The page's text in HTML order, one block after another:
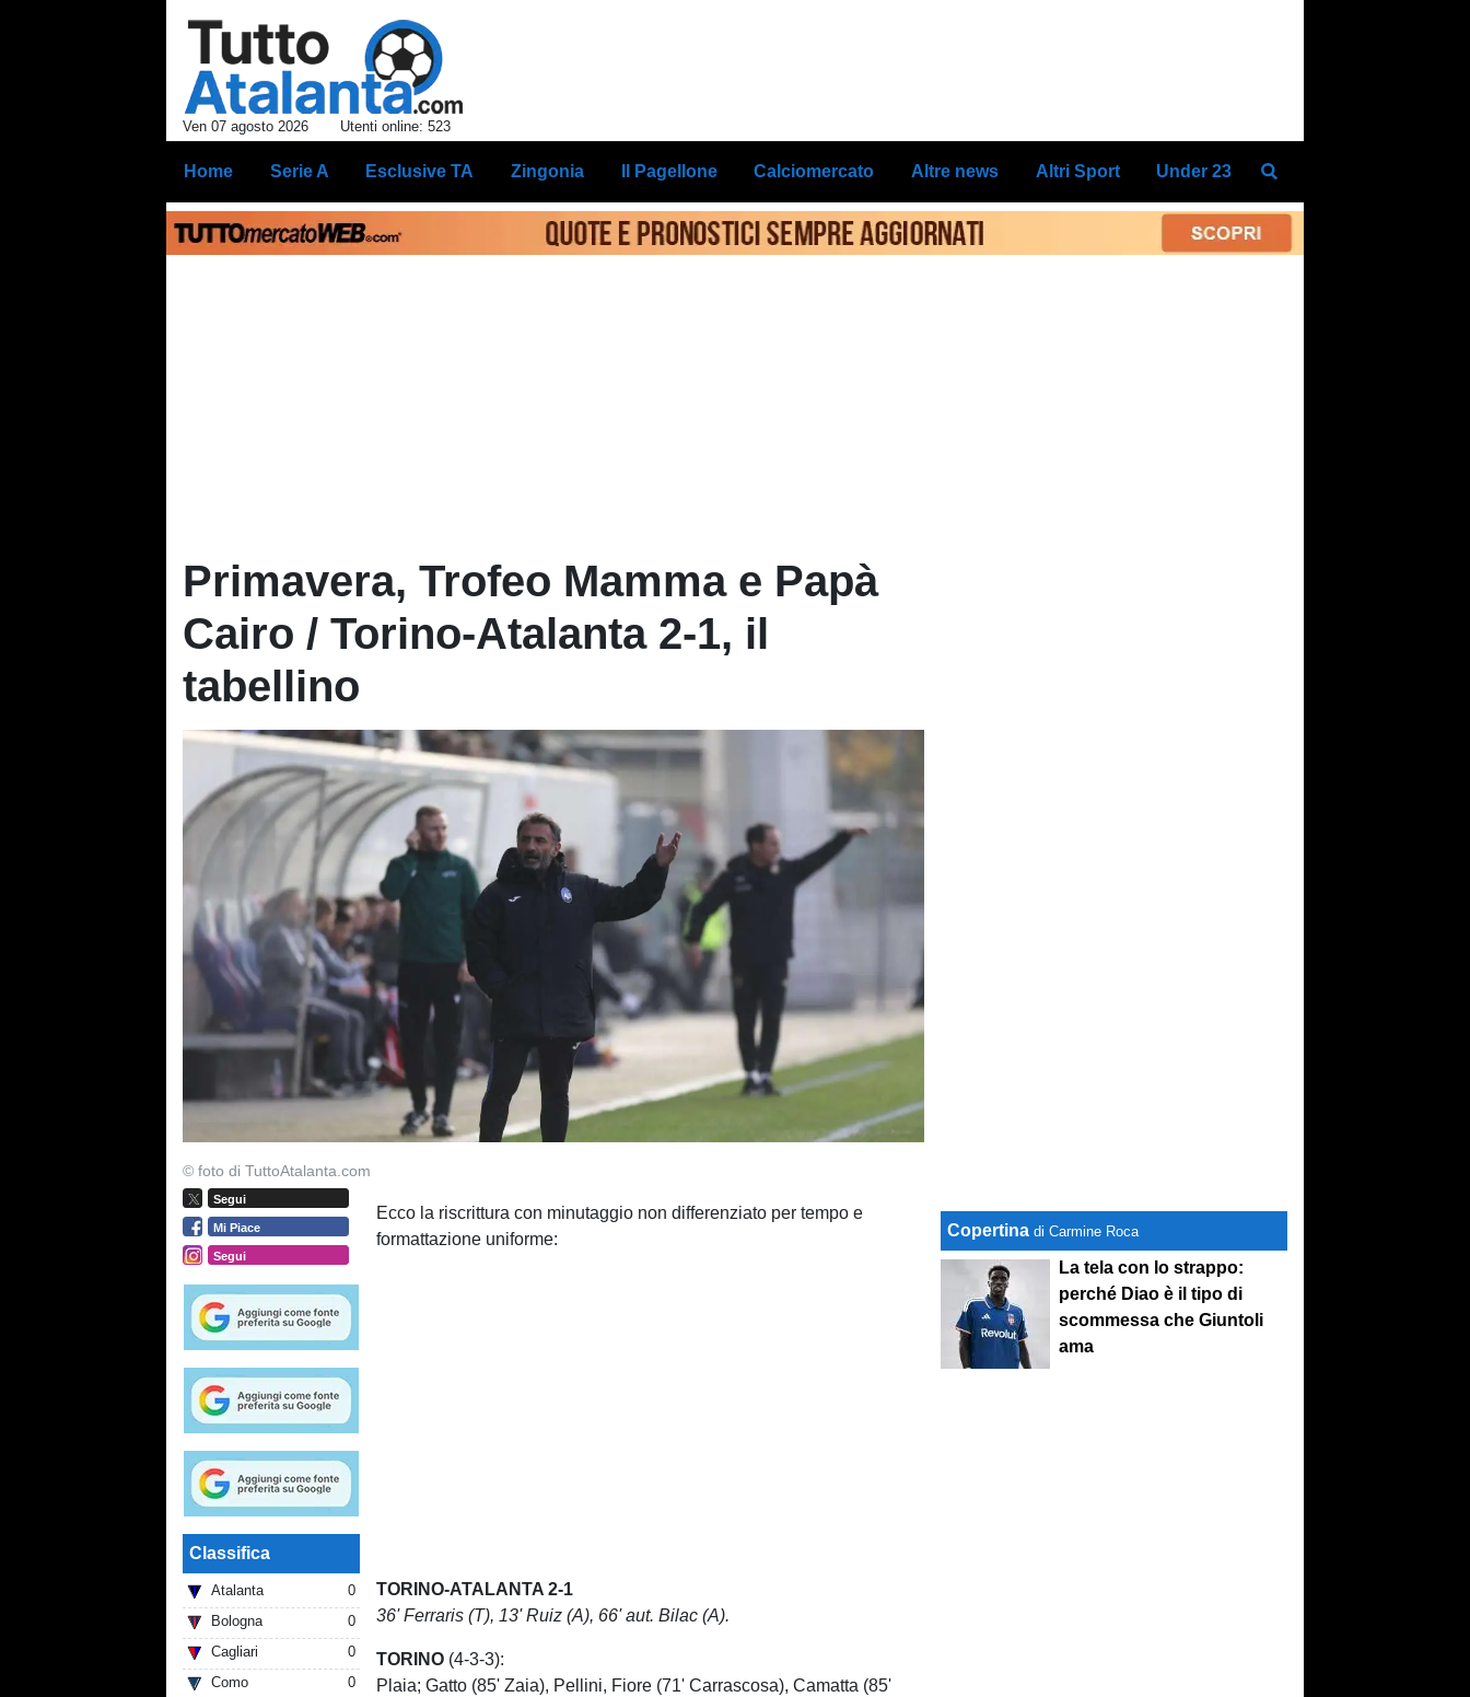
Ven 07 agosto 2026 Utenti online: 523
Home Serie A Esclusive TA Zingonia Il Pagellone Calciomercato Altre news Altri Sport Under 23
Primavera, Trofeo Mamma e Papà
Cairo / Torino-Atalanta 2-1, il
tabellino
© foto di TuttoAtalanta.com
Segui
Mi Piace
Segui
Classifica
Atalanta
0
Bologna
0
Cagliari
0
Como
0
Ecco la riscrittura con minutaggio non differenziato per tempo e
formattazione uniforme:
TORINO-ATALANTA 2-1
36' Ferraris (T), 13' Ruiz (A), 66' aut. Bilac (A).
TORINO (4-3-3):
Plaia; Gatto (85' Zaia), Pellini, Fiore (71' Carrascosa), Camatta (85'
Copertina di Carmine Roca
La tela con lo strappo:
perché Diao è il tipo di
scommessa che Giuntoli
ama